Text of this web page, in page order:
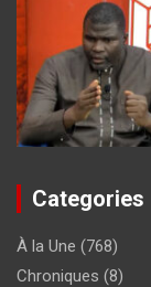
Categories
À la Une (768)
Chroniques (8)